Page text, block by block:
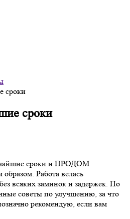
сроки
сроки
сроки и ПРОДОМ
Работа велась
всяких заминок и задержек. По
советы по улучшению, за что
рекомендую, если вам